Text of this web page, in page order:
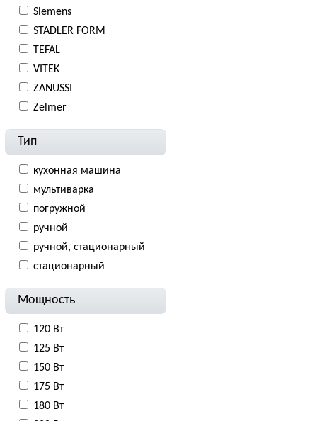
Siemens
STADLER FORM
TEFAL
VITEK
ZANUSSI
Zelmer
Тип
кухонная машина
мультиварка
погружной
ручной
ручной, стационарный
стационарный
Мощность
120 Вт
125 Вт
150 Вт
175 Вт
180 Вт